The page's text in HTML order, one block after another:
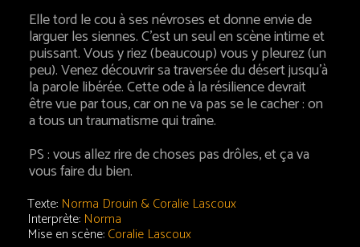
Elle tord le cou à ses névroses et donne envie de
larguer les siennes. C’est un seul en scène intime et
puissant. Vous y riez (beaucoup) vous y pleurez (un
peu). Venez découvrir sa traversée du désert jusqu’à
la parole libérée. Cette ode à la résilience devrait
être vue par tous, car on ne va pas se le cacher : on
a tous un traumatisme qui traîne.
PS : vous allez rire de choses pas drôles, et ça va
vous faire du bien.
Texte: Norma Drouin & Coralie Lascoux
Interprète: Norma
Mise en scène:Coralie Lascoux